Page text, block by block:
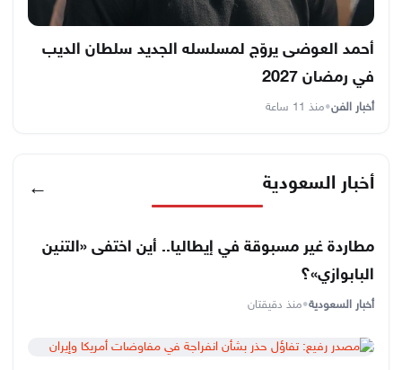
أحمد العوضى يروّج لمسلسله الجديد سلطان الديب
في رمضان 2027
أخبار الفن•منذ 11 ساعة
أخبار السعودية ←
مطاردة غير مسبوقة في إيطاليا.. أين اختفى «التنين
البابوازي»؟
أخبار السعودية•منذ دقيقتان